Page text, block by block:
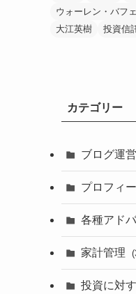
ウォーレン・バフ
大江英樹
投資信
カテゴリー
ブログ運営
プロフィ
各種アド
家計管理
投資に対